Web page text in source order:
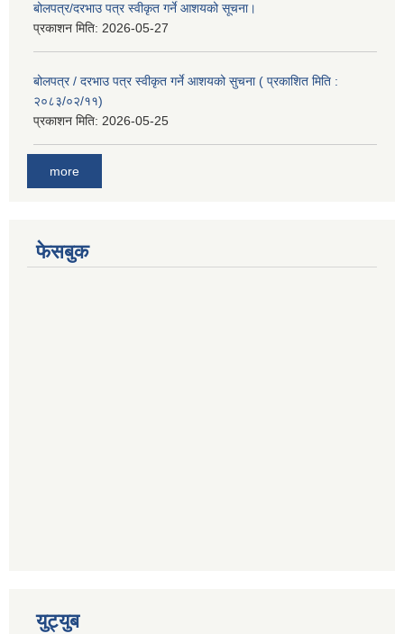
बोलपत्र/दरभाउ पत्र स्वीकृत गर्ने आशयको सूचना।
प्रकाशन मिति: 2026-05-27
बोलपत्र / दरभाउ पत्र स्वीकृत गर्ने आशयको सुचना ( प्रकाशित मिति :
२०८३/०२/११)
प्रकाशन मिति: 2026-05-25
more
फेसबुक
युट्युब